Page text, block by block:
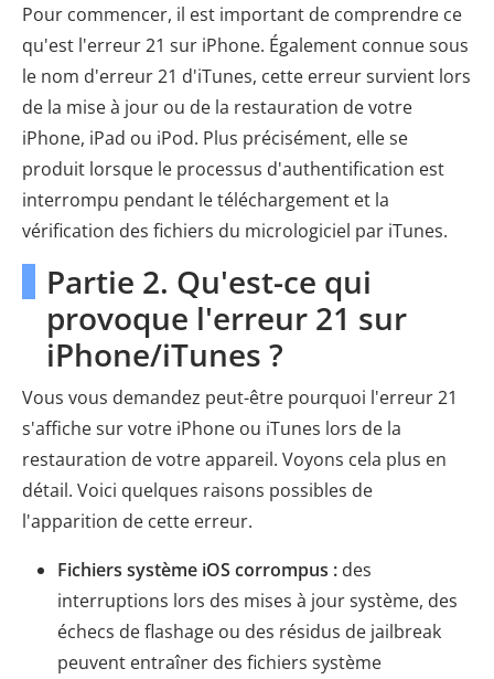
Pour commencer, il est important de comprendre ce
qu'est l'erreur 21 sur iPhone. Également connue sous
le nom d'erreur 21 d'iTunes, cette erreur survient lors
de la mise à jour ou de la restauration de votre
iPhone, iPad ou iPod. Plus précisément, elle se
produit lorsque le processus d'authentification est
interrompu pendant le téléchargement et la
vérification des fichiers du micrologiciel par iTunes.
Partie 2. Qu'est-ce qui
provoque l'erreur 21 sur
iPhone/iTunes ?
Vous vous demandez peut-être pourquoi l'erreur 21
s'affiche sur votre iPhone ou iTunes lors de la
restauration de votre appareil. Voyons cela plus en
détail. Voici quelques raisons possibles de
l'apparition de cette erreur.
Fichiers système iOS corrompus : des
interruptions lors des mises à jour système, des
échecs de flashage ou des résidus de jailbreak
peuvent entraîner des fichiers système